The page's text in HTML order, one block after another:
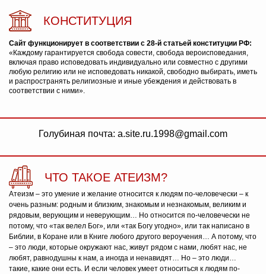
КОНСТИТУЦИЯ
Сайт функционирует в соответствии с 28-й статьей конституции РФ:
«Каждому гарантируется свобода совести, свобода вероисповедания,
включая право исповедовать индивидуально или совместно с другими
любую религию или не исповедовать никакой, свободно выбирать, иметь
и распространять религиозные и иные убеждения и действовать в
соответствии с ними».
Голубиная почта: a.site.ru.1998@gmail.com
ЧТО ТАКОЕ АТЕИЗМ?
Атеизм – это умение и желание относится к людям по-человечески – к
очень разным: родным и близким, знакомым и незнакомым, великим и
рядовым, верующим и неверующим… Но относится по-человечески не
потому, что «так велел Бог», или «так Богу угодно», или так написано в
Библии, в Коране или в Книге любого другого вероучения… А потому, что
– это люди, которые окружают нас, живут рядом с нами, любят нас, не
любят, равнодушны к нам, а иногда и ненавидят… Но – это люди…
такие, какие они есть. И если человек умеет относиться к людям по-